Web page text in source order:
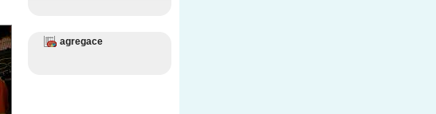
agregace